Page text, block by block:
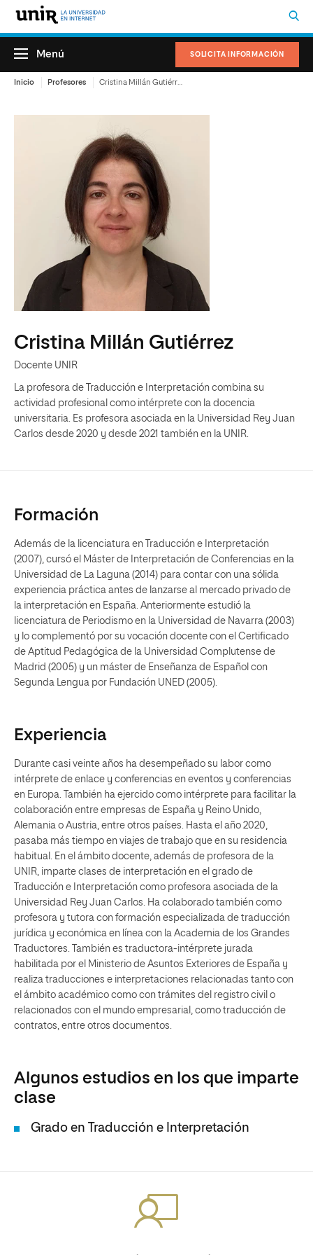
SOLICITA INFORMACIÓN
Menú
Inicio Profesores
Cristina Millán Gutiérrez
Docente UNIR
La profesora de Traducción e Interpretación combina su
actividad profesional como intérprete con la docencia
universitaria. Es profesora asociada en la Universidad Rey Juan
Carlos desde 2020 y desde 2021 también en la UNIR.
Formación
Además de la licenciatura en Traducción e Interpretación
(2007), cursó el Máster de Interpretación de Conferencias en la
Universidad de La Laguna (2014) para contar con una sólida
experiencia práctica antes de lanzarse al mercado privado de
la interpretación en España. Anteriormente estudió la
licenciatura de Periodismo en la Universidad de Navarra (2003)
y lo complementó por su vocación docente con el Certificado
de Aptitud Pedagógica de la Universidad Complutense de
Madrid (2005) y un máster de Enseñanza de Español con
Segunda Lengua por Fundación UNED (2005).
Experiencia
Durante casi veinte años ha desempeñado su labor como
intérprete de enlace y conferencias en eventos y conferencias
en Europa. También ha ejercido como intérprete para facilitar la
colaboración entre empresas de España y Reino Unido,
Alemania o Austria, entre otros países. Hasta el año 2020,
pasaba más tiempo en viajes de trabajo que en su residencia
habitual. En el ámbito docente, además de profesora de la
UNIR, imparte clases de interpretación en el grado de
Traducción e Interpretación como profesora asociada de la
Universidad Rey Juan Carlos. Ha colaborado también como
profesora y tutora con formación especializada de traducción
jurídica y económica en línea con la Academia de los Grandes
Traductores. También es traductora-intérprete jurada
habilitada por el Ministerio de Asuntos Exteriores de España y
realiza traducciones e interpretaciones relacionadas tanto con
el ámbito académico como con trámites del registro civil o
relacionados con el mundo empresarial, como traducción de
contratos, entre otros documentos.
Algunos estudios en los que imparte
clase
Grado en Traducción e Interpretación